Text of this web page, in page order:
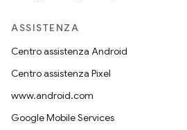
ASSISTENZA
Centro assistenza Android
Centro assistenza Pixel
www.android.com
Google Mobile Services